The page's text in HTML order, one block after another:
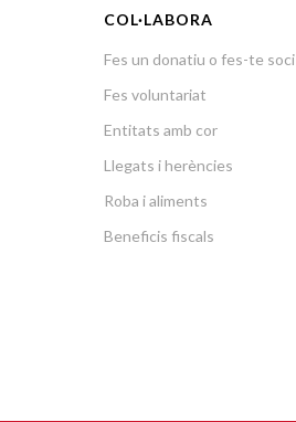
COL·LABORA
Fes un donatiu o fes-te soci
Fes voluntariat
Entitats amb cor
Llegats i herències
Roba i aliments
Beneficis fiscals